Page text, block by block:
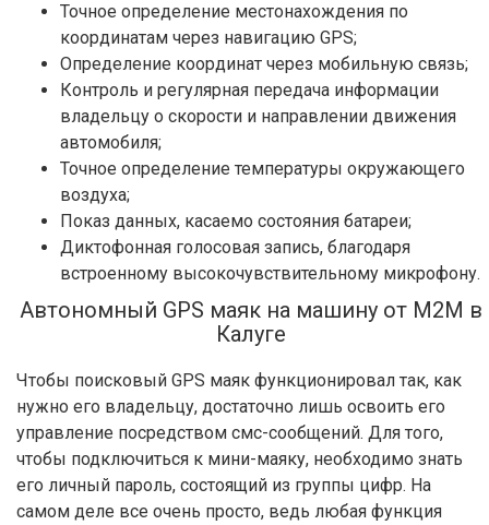
Точное определение местонахождения по
координатам через навигацию GPS;
Определение координат через мобильную связь;
Контроль и регулярная передача информации
владельцу о скорости и направлении движения
автомобиля;
Точное определение температуры окружающего
воздуха;
Показ данных, касаемо состояния батареи;
Диктофонная голосовая запись, благодаря
встроенному высокочувствительному микрофону.
Автономный GPS маяк на машину от М2М в
Калуге
Чтобы поисковый GPS маяк функционировал так, как
нужно его владельцу, достаточно лишь освоить его
управление посредством смс-сообщений. Для того,
чтобы подключиться к мини-маяку, необходимо знать
его личный пароль, состоящий из группы цифр. На
самом деле все очень просто, ведь любая функция